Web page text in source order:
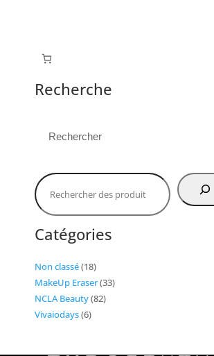
Recherche
Rechercher
Catégories
Non classé 1818
produits
MakeUp Eraser 3333
NCLA Beauty 8282
Vivaiodays 66